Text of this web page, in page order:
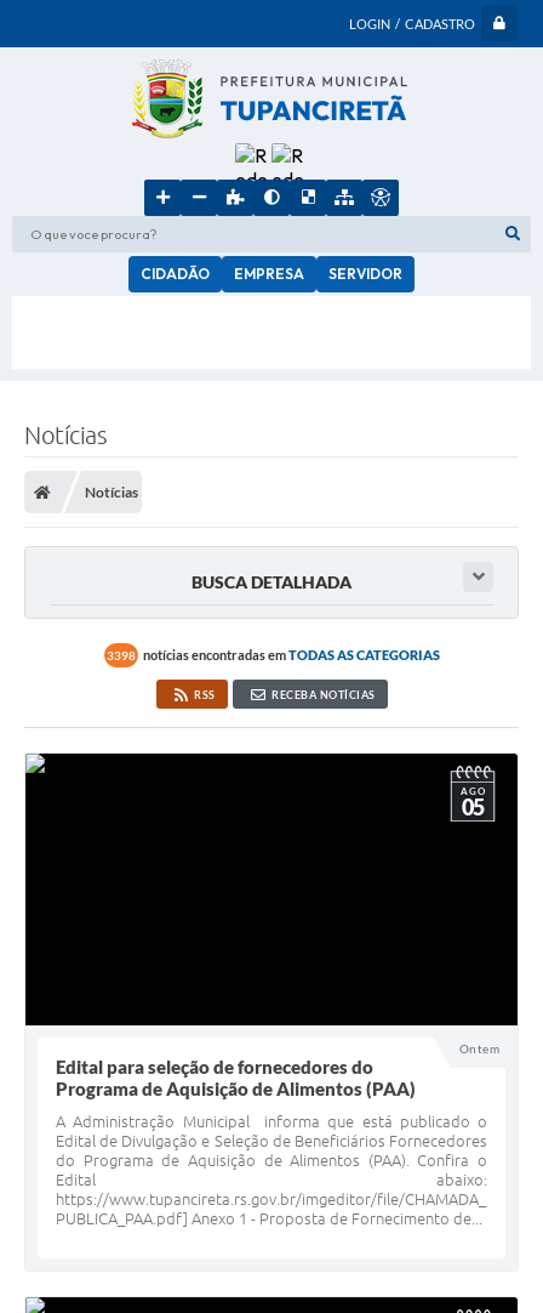
LOGIN / CADASTRO
O que voce procura?
CIDADÃO EMPRESA SERVIDOR
Notícias
Notícias
BUSCA DETALHADA
3398 notícias encontradas emTODAS AS CATEGORIAS
RSS RECEBA NOTÍCIAS
Ontem
AGO
05
Edital para seleção de fornecedores do
Programa de Aquisição de Alimentos (PAA)
A Administração Municipal informa que está publicado o
Edital de Divulgação e Seleção de Beneficiários Fornecedores
do Programa de Aquisição de Alimentos (PAA). Confira o
Edital abaixo:
https://www.tupancireta.rs.gov.br/imgeditor/file/CHAMADA_
PUBLICA_PAA.pdf] Anexo 1 - Proposta de Fornecimento de...